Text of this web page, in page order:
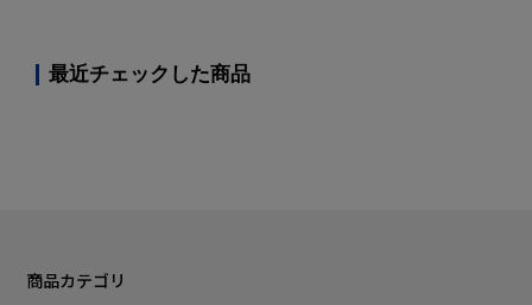
最近チェックした商品
商品カテゴリ